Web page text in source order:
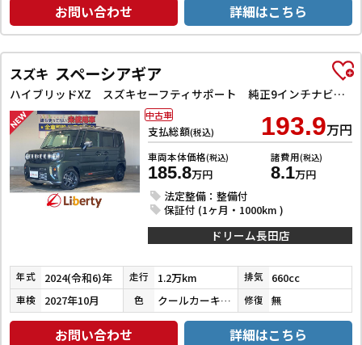
お問い合わせ 詳細はこちら
スズキ スペーシアギア
ハイブリッドXZ スズキセーフティサポート 純正9インチナビ TV Bluetooth対応 全方位カメラ 両側自動ドア ヘッドアップディスプレイ アダプティブクルーズコントロール ステアリングヒーター LEDヘッドライ
支払総額(税込) 193.9万円
車両本体価格(税込)
185.8万円
諸費用(税込)
8.1万円
法定整備：整備付
保証付 (1ヶ月・1000km )
中古車
ドリーム長田店
年式 2024(令和6)年 走行 1.2万km 排気 660cc
車検 2027年10月 色 クールカーキパールメタリック／ガンメタリック 修復 無
お問い合わせ 詳細はこちら